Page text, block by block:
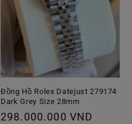
Đồng Hồ Rolex Datejust 279174
Dark Grey Size 28mm
Giá
298.000.000 VND